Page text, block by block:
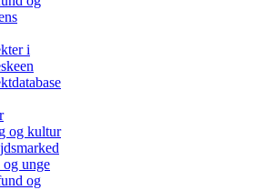
i
og kultur
unge
og